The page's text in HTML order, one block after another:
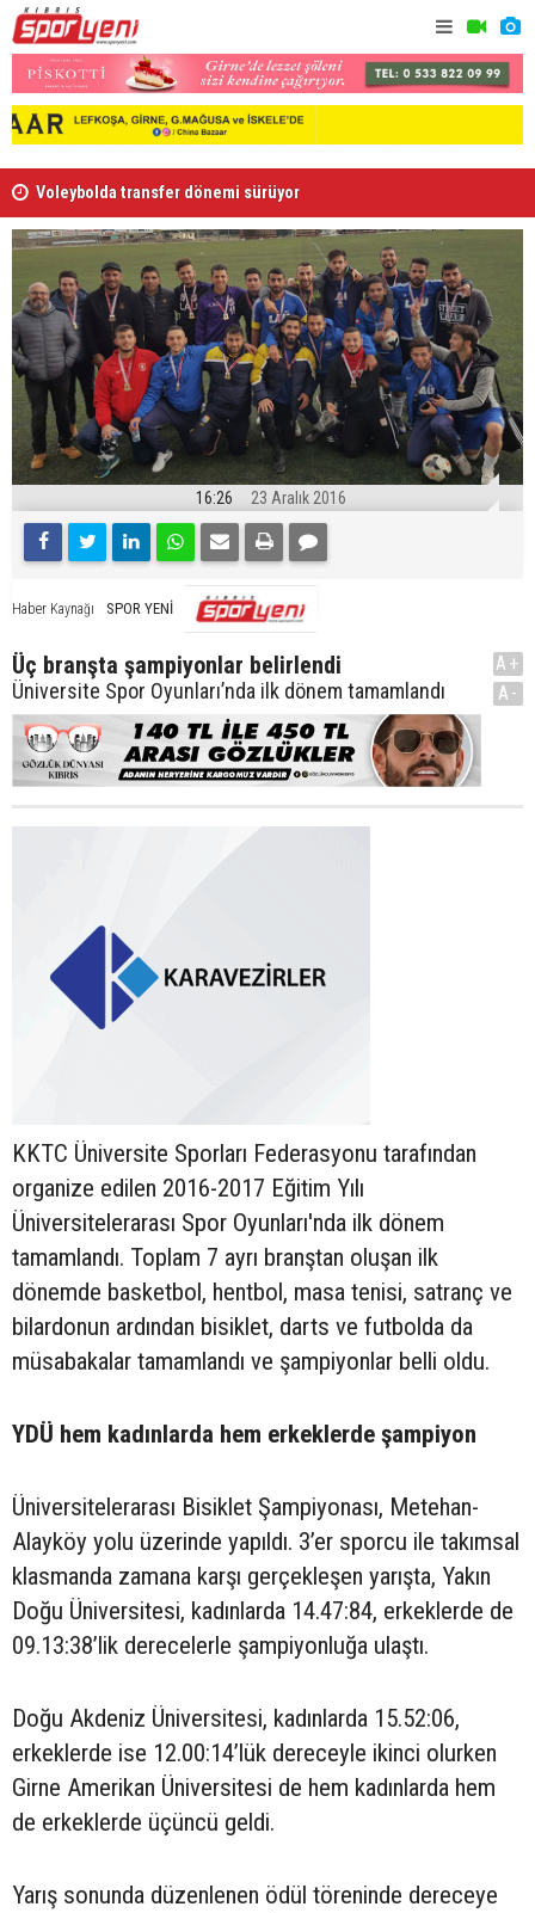
Voleybolda transfer dönemi sürüyor
16:26 23 Aralık 2016
Haber Kaynağı SPOR YENİ
Üç branşta şampiyonlar belirlendi
Üniversite Spor Oyunları’nda ilk dönem tamamlandı
A+
A-
KKTC Üniversite Sporları Federasyonu tarafından
organize edilen 2016-2017 Eğitim Yılı
Üniversitelerarası Spor Oyunları'nda ilk dönem
tamamlandı. Toplam 7 ayrı branştan oluşan ilk
dönemde basketbol, hentbol, masa tenisi, satranç ve
bilardonun ardından bisiklet, darts ve futbolda da
müsabakalar tamamlandı ve şampiyonlar belli oldu.
YDÜ hem kadınlarda hem erkeklerde şampiyon
Üniversitelerarası Bisiklet Şampiyonası, Metehan-
Alayköy yolu üzerinde yapıldı. 3’er sporcu ile takımsal
klasmanda zamana karşı gerçekleşen yarışta, Yakın
Doğu Üniversitesi, kadınlarda 14.47:84, erkeklerde de
09.13:38’lik derecelerle şampiyonluğa ulaştı.
Doğu Akdeniz Üniversitesi, kadınlarda 15.52:06,
erkeklerde ise 12.00:14’lük dereceyle ikinci olurken
Girne Amerikan Üniversitesi de hem kadınlarda hem
de erkeklerde üçüncü geldi.
Yarış sonunda düzenlenen ödül töreninde dereceye